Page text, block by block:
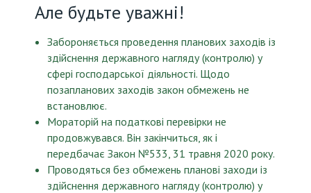
Але будьте уважні!
Забороняється проведення планових заходів із
здійснення державного нагляду (контролю) у
сфері господарської діяльності. Щодо
позапланових заходів закон обмежень не
встановлює.
Мораторій на податкові перевірки не
продовжувався. Він закінчиться, як і
передбачає Закон №533, 31 травня 2020 року.
Проводяться без обмежень планові заходи із
здійснення державного нагляду (контролю) у